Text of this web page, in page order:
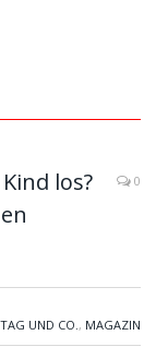
los?
0
UND CO. , MAGAZIN